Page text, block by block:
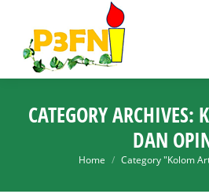
CATEGORY ARCHIVES:
DAN
You are here:
Home Category "Kolom